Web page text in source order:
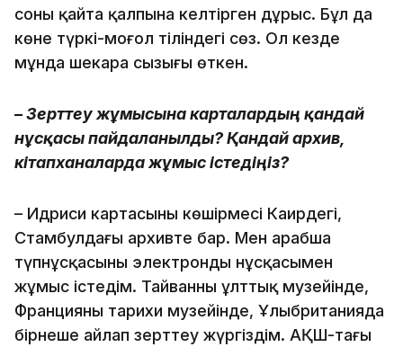
соны қайта қалпына келтірген дұрыс. Бұл да
көне түркі-моңғол тіліндегі сөз. Ол кезде
мұнда шекара сызығы өткен.
– Зерттеу жұмысына карталардың қандай
нұсқасы пайдаланылды? Қандай архив,
кітапханаларда жұмыс істедіңіз?
– Идриси картасының көшірмесі Каирдегі,
Стамбулдағы архивте бар. Мен арабша
түпнұсқасының электронды нұсқасымен
жұмыс істедім. Тайванның ұлттық музейінде,
Францияның тарихи музейінде, Ұлыбританияда
бірнеше айлап зерттеу жүргіздім. АҚШ-тағы